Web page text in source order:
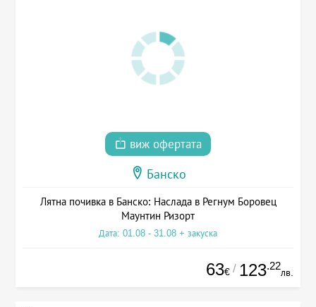
виж офертата
Банско
Лятна почивка в Банско: Наслада в Регнум Боровец
Маунтин Ризорт
Дата: 01.08 - 31.08 + закуска
63€ / 123.22
лв.